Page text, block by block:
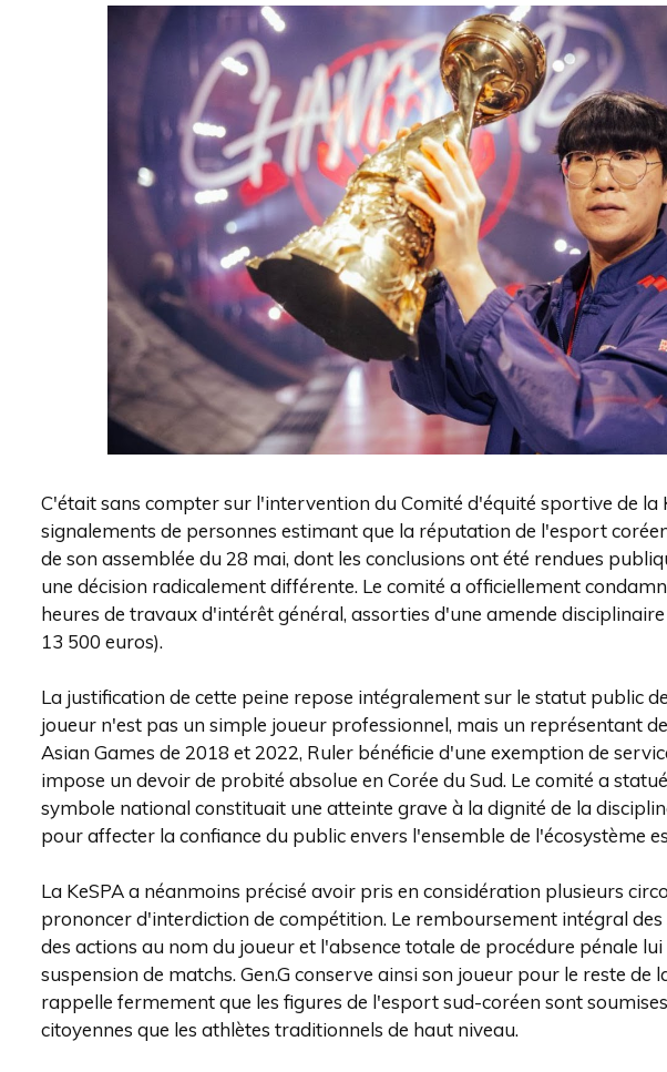
C'était sans compter sur l'intervention du Comité d'équité sportive de la
signalements de personnes estimant que la réputation de l'esport
de son assemblée du 28 mai, dont les conclusions ont été rendues
une décision radicalement différente. Le comité a officiellement
heures de travaux d'intérêt général, assorties d'une amende
13 500 euros).
La justification de cette peine repose intégralement sur le statut public
joueur n'est pas un simple joueur professionnel, mais un représentant
Asian Games de 2018 et 2022, Ruler bénéficie d'une exemption de
impose un devoir de probité absolue en Corée du Sud. Le comité a
symbole national constituait une atteinte grave à la dignité de la
pour affecter la confiance du public envers l'ensemble de l'écosystème
La KeSPA a néanmoins précisé avoir pris en considération plusieurs
prononcer d'interdiction de compétition. Le remboursement intégral
des actions au nom du joueur et l'absence totale de procédure pénale
suspension de matchs. Gen.G conserve ainsi son joueur pour le reste de
rappelle fermement que les figures de l'esport sud-coréen sont
citoyennes que les athlètes traditionnels de haut niveau.